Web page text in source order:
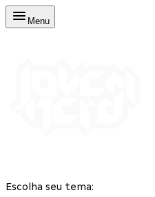
Menu
Escolha seu tema: